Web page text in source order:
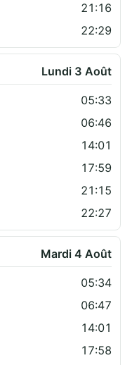
21:16
22:29
Lundi 3 Août
05:33
06:46
14:01
17:59
21:15
22:27
Mardi 4 Août
05:34
06:47
14:01
17:58